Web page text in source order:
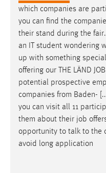
which companies are
you can find the
their stand during the fair.
an IT student wondering
up with something
offering our THE LÄND JOB
potential prospective
companies from Baden-
you can visit all 11
them about their job
opportunity to talk to the
avoid long application
Cookie Laufzeit:
Chat
Name:
MibewSessionID,
chat-frame-style-
Zweck:
Wird benötigt um die
Cookie Laufzeit: